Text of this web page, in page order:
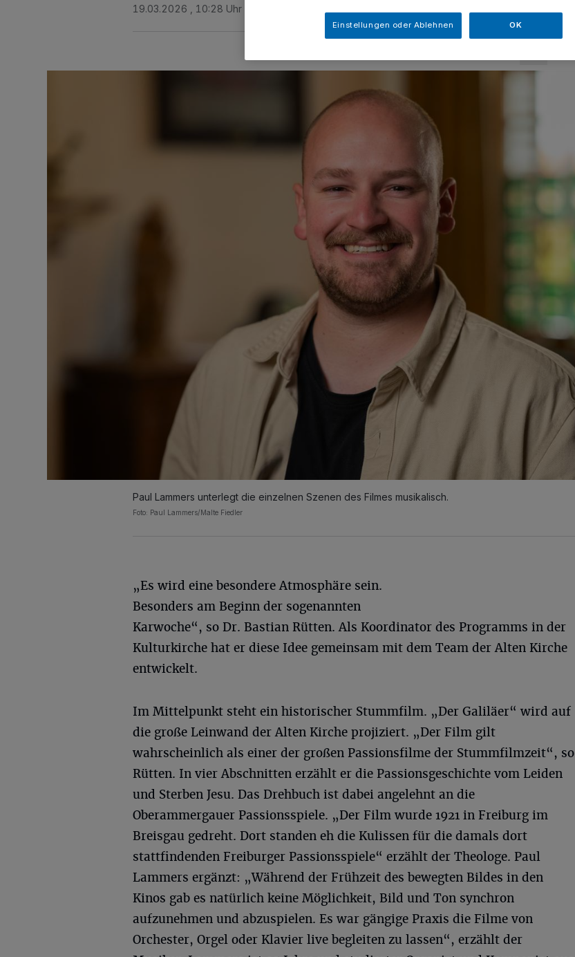
19.03.2026 , 10:28 Uhr
Paul Lammers unterlegt die einzelnen Szenen des Filmes musikalisch.
Foto: Paul Lammers/Malte Fiedler
„Es wird eine besondere Atmosphäre sein.
Besonders am Beginn der sogenannten
Karwoche“, so Dr. Bastian Rütten. Als Koordinator des Programms in der
Kulturkirche hat er diese Idee gemeinsam mit dem Team der Alten Kirche
entwickelt.
Im Mittelpunkt steht ein historischer Stummfilm. „Der Galiläer“ wird auf
die große Leinwand der Alten Kirche projiziert. „Der Film gilt
wahrscheinlich als einer der großen Passionsfilme der Stummfilmzeit“, so
Rütten. In vier Abschnitten erzählt er die Passionsgeschichte vom Leiden
und Sterben Jesu. Das Drehbuch ist dabei angelehnt an die
Oberammergauer Passionsspiele. „Der Film wurde 1921 in Freiburg im
Breisgau gedreht. Dort standen eh die Kulissen für die damals dort
stattfindenden Freiburger Passionsspiele“ erzählt der Theologe. Paul
Lammers ergänzt: „Während der Frühzeit des bewegten Bildes in den
Kinos gab es natürlich keine Möglichkeit, Bild und Ton synchron
aufzunehmen und abzuspielen. Es war gängige Praxis die Filme von
Orchester, Orgel oder Klavier live begleiten zu lassen“, erzählt der
Einstellungen oder Ablehnen OK